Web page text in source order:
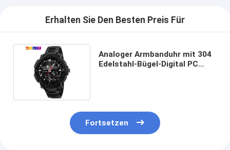
Erhalten Sie Den Besten Preis Für
Analoger Armbanduhr mit 304
Edelstahl-Bügel-Digital PC
Fortsetzen